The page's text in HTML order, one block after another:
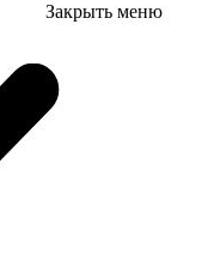
Закрыть меню